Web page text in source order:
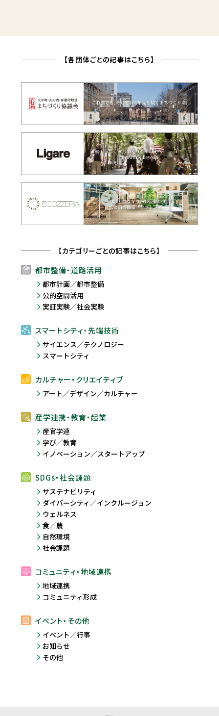
【各団体ごとの記事はこちら】
【カテゴリーごとの記事はこちら】
都市整備・道路活用
都市計画／都市整備
公的空間活用
実証実験／社会実験
スマートシティ・先端技術
サイエンス／テクノロジー
スマートシティ
カルチャー・クリエイティブ
アート／デザイン／カルチャー
産学連携・教育・起業
産官学連
学び／教育
イノベーション／スタートアップ
SDGs・社会課題
サステナビリティ
ダイバーシティ／インクルージョン
ウェルネス
食／農
自然環境
社会課題
コミュニティ・地域連携
地域連携
コミュニティ形成
イベント・その他
イベント／行事
お知らせ
その他